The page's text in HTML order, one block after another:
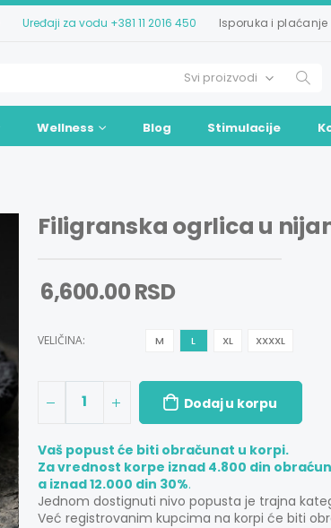
Uređaji za vodu +381 11 2016 450 Isporuka i plaćanje
Wellness Blog Stimulacije
Filigranska ogrlica u
6,600.00 RSD
VELIČINA: M L XL XXXXL
1 Dodaj u korpu
Vaš popust će biti obračunat u korpi.
Za vrednost korpe iznad 4.800 din
a iznad 12.000 din 30%.
Jednom dostignuti nivo popusta je trajna
Već registrovanim kupcima na korpi će biti